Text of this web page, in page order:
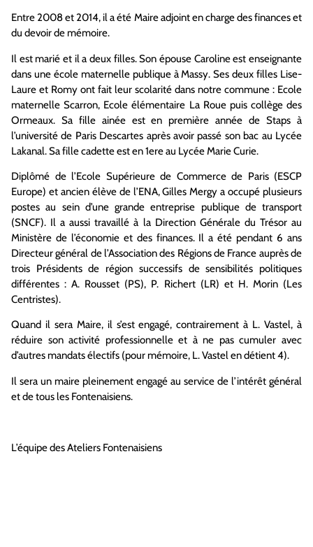
Entre 2008 et 2014, il a été Maire adjoint en charge des finances et
du devoir de mémoire.
Il est marié et il a deux filles. Son épouse Caroline est enseignante
dans une école maternelle publique à Massy. Ses deux filles Lise-
Laure et Romy ont fait leur scolarité dans notre commune : Ecole
maternelle Scarron, Ecole élémentaire La Roue puis collège des
Ormeaux. Sa fille ainée est en première année de Staps à
l’université de Paris Descartes après avoir passé son bac au Lycée
Lakanal. Sa fille cadette est en 1ere au Lycée Marie Curie.
Diplômé de l’Ecole Supérieure de Commerce de Paris (ESCP
Europe) et ancien élève de l’ENA, Gilles Mergy a occupé plusieurs
postes au sein d’une grande entreprise publique de transport
(SNCF). Il a aussi travaillé à la Direction Générale du Trésor au
Ministère de l’économie et des finances. Il a été pendant 6 ans
Directeur général de l’Association des Régions de France auprès de
trois Présidents de région successifs de sensibilités politiques
différentes : A. Rousset (PS), P. Richert (LR) et H. Morin (Les
Centristes).
Quand il sera Maire, il s’est engagé, contrairement à L. Vastel, à
réduire son activité professionnelle et à ne pas cumuler avec
d’autres mandats électifs (pour mémoire, L. Vastel en détient 4).
Il sera un maire pleinement engagé au service de l’intérêt général
et de tous les Fontenaisiens.
L’équipe des Ateliers Fontenaisiens